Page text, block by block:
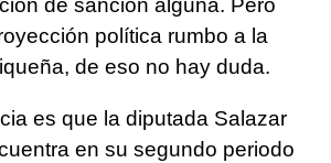
de sanción alguna. Pero
política rumbo a la
de eso no hay duda.
es que la diputada Salazar
en su segundo periodo